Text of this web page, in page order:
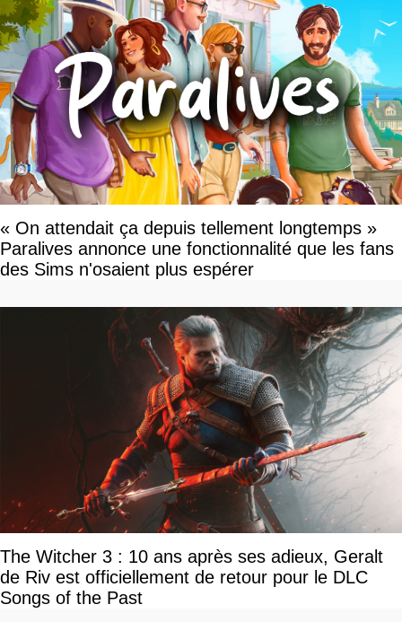
« On attendait ça depuis tellement longtemps »
Paralives annonce une fonctionnalité que les fans
des Sims n'osaient plus espérer
The Witcher 3 : 10 ans après ses adieux, Geralt
de Riv est officiellement de retour pour le DLC
Songs of the Past